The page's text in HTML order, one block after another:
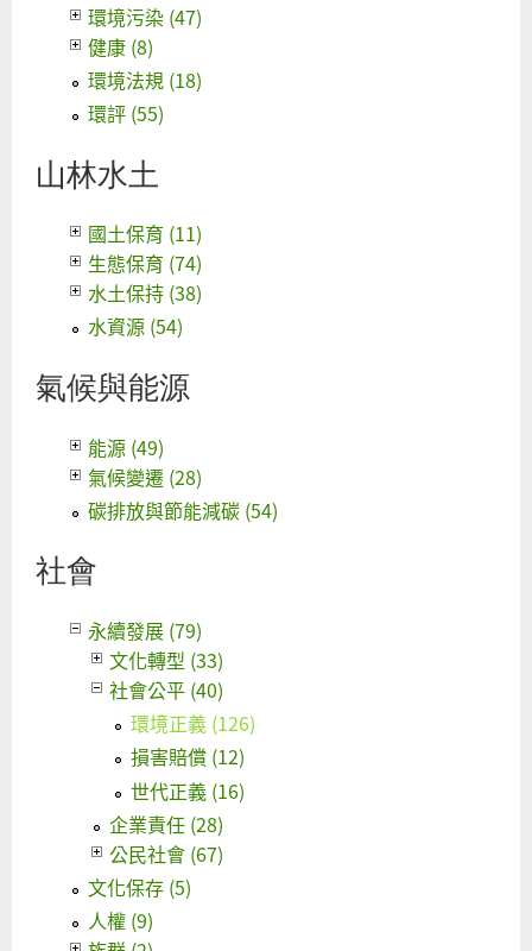
環境污染 (47)
健康 (8)
環境法規 (18)
環評 (55)
山林水土
國土保育 (11)
生態保育 (74)
水土保持 (38)
水資源 (54)
氣候與能源
能源 (49)
氣候變遷 (28)
碳排放與節能減碳 (54)
社會
永續發展 (79)
文化轉型 (33)
社會公平 (40)
環境正義 (126)
損害賠償 (12)
世代正義 (16)
企業責任 (28)
公民社會 (67)
文化保存 (5)
人權 (9)